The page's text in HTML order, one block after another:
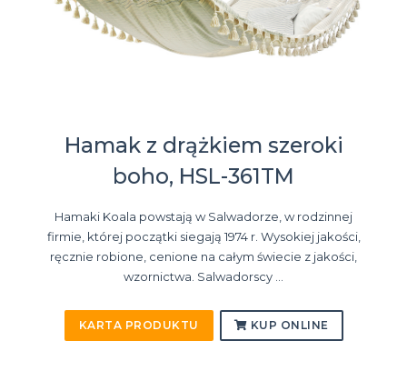
Hamak z drążkiem szeroki
boho, HSL-361TM
Hamaki Koala powstają w Salwadorze, w rodzinnej
firmie, której początki siegają 1974 r. Wysokiej jakości,
ręcznie robione, cenione na całym świecie z jakości,
wzornictwa. Salwadorscy ...
KARTA PRODUKTU KUP ONLINE